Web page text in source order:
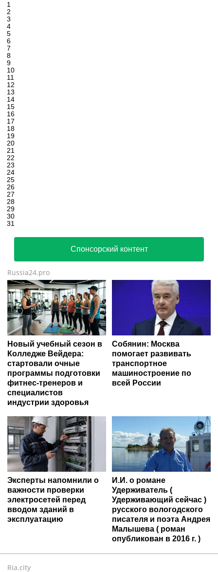
1
2
3
4
5
6
7
8
9
10
11
12
13
14
15
16
17
18
19
20
21
22
23
24
25
26
27
28
29
30
31
Спонсорский контент
Russia24.pro
Новый учебный сезон в
Колледже Вейдера:
стартовали очные
программы подготовки
фитнес-тренеров и
специалистов
индустрии здоровья
Собянин: Москва
помогает развивать
транспортное
машиностроение по
всей России
Эксперты напомнили о
важности проверки
электросетей перед
вводом зданий в
эксплуатацию
И.И. о романе
Удерживатель (
Удерживающий сейчас )
русского вологодского
писателя и поэта Андрея
Малышева ( роман
опубликован в 2016 г. )
Ria.city